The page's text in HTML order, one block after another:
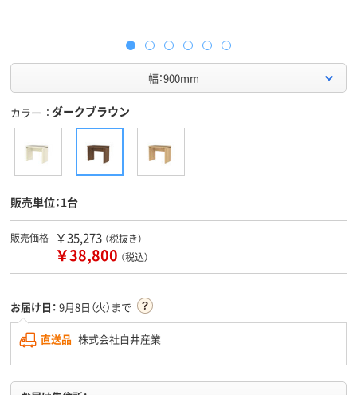
幅：900mm
カラー ダークブラウン
販売単位：1台
販売価格 ￥35,273 （税抜き）
￥38,800 （税込）
お届け日： 9月8日（火）まで
直送品 株式会社白井産業